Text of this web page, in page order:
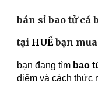
bán sỉ bao tử cá
tại HUẾbạn mua
bạn đang tìm bao
điểm và cách thức